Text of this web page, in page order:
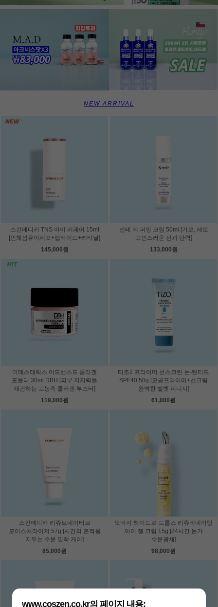
NEW ARRIVAL
스킨메디카 TNS 아이 리페어 15ml
[인체섬유아세포+펩타이드+레티날]
145,000원
센테 넥 퍼밍 크림 50ml [가로, 세로
고민스러운 선과 탄력]
133,000원
더메스테릭스 어드밴스드 콜라겐
포뮬러 30ml DBH [피부 지지력을
재건하는 고농축 콜라겐 부스터]
119,000원
티조2 프라이머 선스크린 논-틴티드
SPF40 50g [모공프라이머+선크림
완벽한 벨벳 피니시]
61,000원
스킨메디카 리쥬브네이티브
모이스처라이저 57g [시간의 흔적을
지우는 수분 밀착 케어]
85,000원
오바지 하이드로-드롭스 리쥬비네이팅
아이 젤 크림 15g [24시간 눈가
수분광채]
98,000원
www.coszen.co.kr의 페이지 내용: